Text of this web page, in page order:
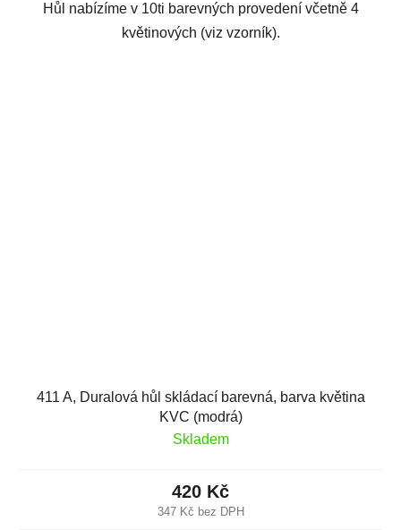
Hůl nabízíme v 10ti barevných provedení včetně 4
květinových (viz vzorník).
411 A, Duralová hůl skládací barevná, barva květina
KVC (modrá)
Skladem
347 Kč bez DPH
420 Kč